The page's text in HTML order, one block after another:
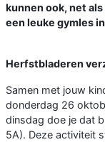
kunnen ook, net
een leuke gymles
Herfstbladeren
Samen met jouw
donderdag 26
dinsdag doe je dat
5A). Deze activiteit